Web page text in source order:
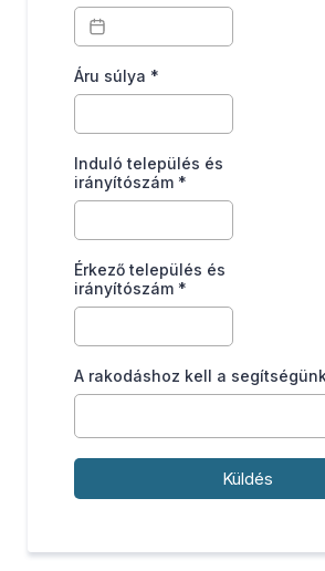
Áru súlya *
Induló település és
irányítószám *
Érkező település és
irányítószám *
A rakodáshoz kell a
Küldés